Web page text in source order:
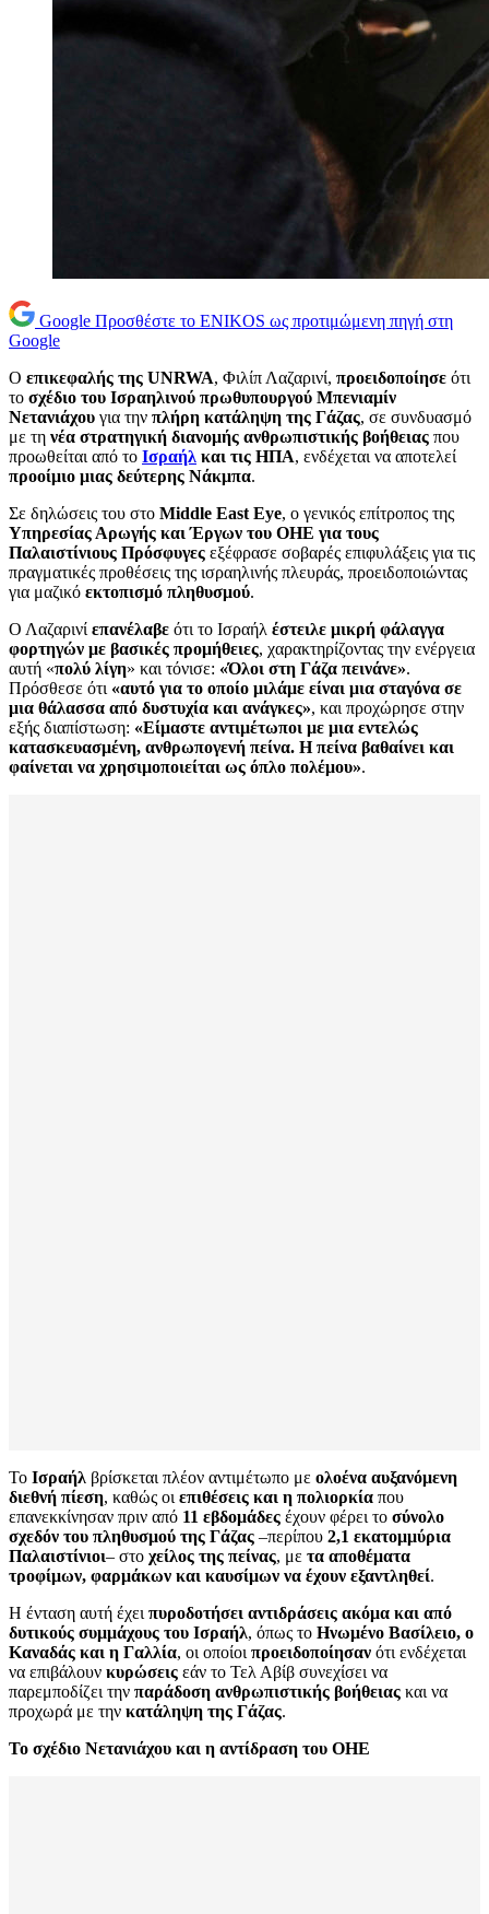
Google Προσθέστε το ENIKOS ως προτιμώμενη πηγή στη
Google
Ο επικεφαλής της UNRWA, Φιλίπ Λαζαρινί, προειδοποίησε ότι
το σχέδιο του Ισραηλινού πρωθυπουργού Μπενιαμίν
Νετανιάχου για την πλήρη κατάληψη της Γάζας, σε συνδυασμό
με τη νέα στρατηγική διανομής ανθρωπιστικής βοήθειας που
προωθείται από το Ισραήλ και τις ΗΠΑ, ενδέχεται να αποτελεί
προοίμιο μιας δεύτερης Νάκμπα.
Σε δηλώσεις του στο Middle East Eye, ο γενικός επίτροπος της
Υπηρεσίας Αρωγής και Έργων του ΟΗΕ για τους
Παλαιστίνιους Πρόσφυγες εξέφρασε σοβαρές επιφυλάξεις για τις
πραγματικές προθέσεις της ισραηλινής πλευράς, προειδοποιώντας
για μαζικό εκτοπισμό πληθυσμού.
Ο Λαζαρινί επανέλαβε ότι το Ισραήλ έστειλε μικρή φάλαγγα
φορτηγών με βασικές προμήθειες, χαρακτηρίζοντας την ενέργεια
αυτή «πολύ λίγη» και τόνισε: «Όλοι στη Γάζα πεινάνε».
Πρόσθεσε ότι «αυτό για το οποίο μιλάμε είναι μια σταγόνα σε
μια θάλασσα από δυστυχία και ανάγκες», και προχώρησε στην
εξής διαπίστωση: «Είμαστε αντιμέτωποι με μια εντελώς
κατασκευασμένη, ανθρωπογενή πείνα. Η πείνα βαθαίνει και
φαίνεται να χρησιμοποιείται ως όπλο πολέμου».
Το Ισραήλ βρίσκεται πλέον αντιμέτωπο με ολοένα αυξανόμενη
διεθνή πίεση, καθώς οι επιθέσεις και η πολιορκία που
επανεκκίνησαν πριν από 11 εβδομάδες έχουν φέρει το σύνολο
σχεδόν του πληθυσμού της Γάζας –περίπου 2,1 εκατομμύρια
Παλαιστίνιοι– στο χείλος της πείνας, με τα αποθέματα
τροφίμων, φαρμάκων και καυσίμων να έχουν εξαντληθεί.
Η ένταση αυτή έχει πυροδοτήσει αντιδράσεις ακόμα και από
δυτικούς συμμάχους του Ισραήλ, όπως το Ηνωμένο Βασίλειο, ο
Καναδάς και η Γαλλία, οι οποίοι προειδοποίησαν ότι ενδέχεται
να επιβάλουν κυρώσεις εάν το Τελ Αβίβ συνεχίσει να
παρεμποδίζει την παράδοση ανθρωπιστικής βοήθειας και να
προχωρά με την κατάληψη της Γάζας.
Το σχέδιο Νετανιάχου και η αντίδραση του ΟΗΕ